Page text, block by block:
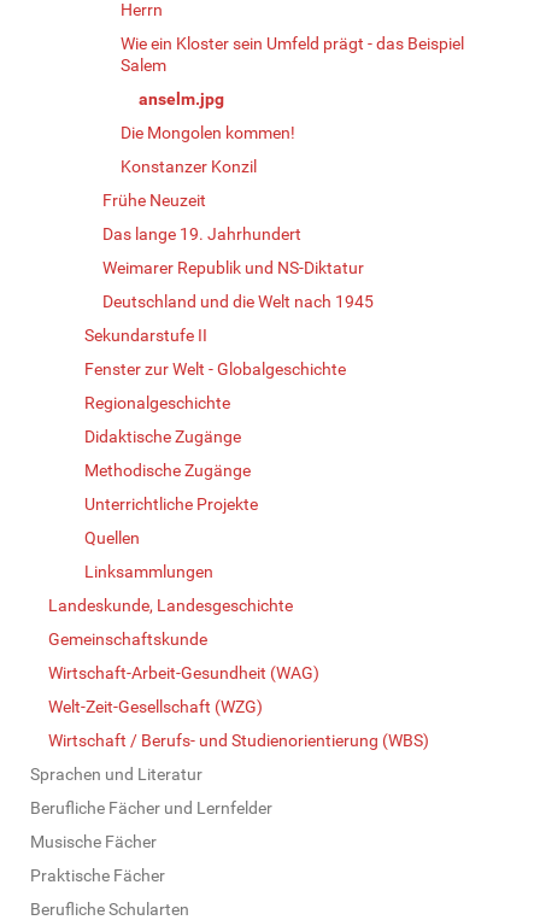
Herrn
Wie ein Kloster sein Umfeld prägt - das Beispiel
Salem
anselm.jpg
Die Mongolen kommen!
Konstanzer Konzil
Frühe Neuzeit
Das lange 19. Jahrhundert
Weimarer Republik und NS-Diktatur
Deutschland und die Welt nach 1945
Sekundarstufe II
Fenster zur Welt - Globalgeschichte
Regionalgeschichte
Didaktische Zugänge
Methodische Zugänge
Unterrichtliche Projekte
Quellen
Linksammlungen
Landeskunde, Landesgeschichte
Gemeinschaftskunde
Wirtschaft-Arbeit-Gesundheit (WAG)
Welt-Zeit-Gesellschaft (WZG)
Wirtschaft / Berufs- und Studienorientierung (WBS)
Sprachen und Literatur
Berufliche Fächer und Lernfelder
Musische Fächer
Praktische Fächer
Berufliche Schularten